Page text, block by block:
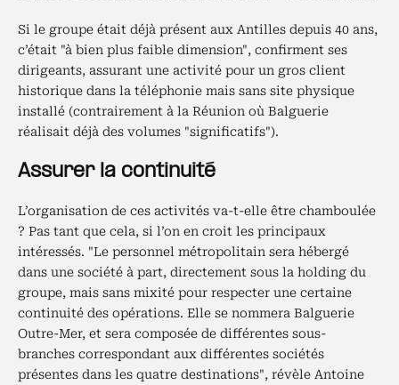
Si le groupe était déjà présent aux Antilles depuis 40 ans,
c’était "à bien plus faible dimension", confirment ses
dirigeants, assurant une activité pour un gros client
historique dans la téléphonie mais sans site physique
installé (contrairement à la Réunion où Balguerie
réalisait déjà des volumes "significatifs").
Assurer la continuité
L’organisation de ces activités va-t-elle être chamboulée
? Pas tant que cela, si l’on en croit les principaux
intéressés. "Le personnel métropolitain sera hébergé
dans une société à part, directement sous la holding du
groupe, mais sans mixité pour respecter une certaine
continuité des opérations. Elle se nommera Balguerie
Outre-Mer, et sera composée de différentes sous-
branches correspondant aux différentes sociétés
présentes dans les quatre destinations", révèle Antoine